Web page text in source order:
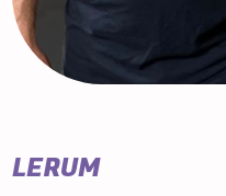
LERUM